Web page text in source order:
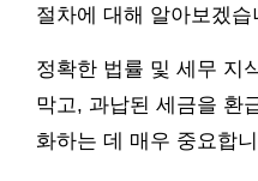
절차에 대해 알아보겠습
정확한 법률 및 세무 지
막고, 과납된 세금을 환
화하는 데 매우 중요합